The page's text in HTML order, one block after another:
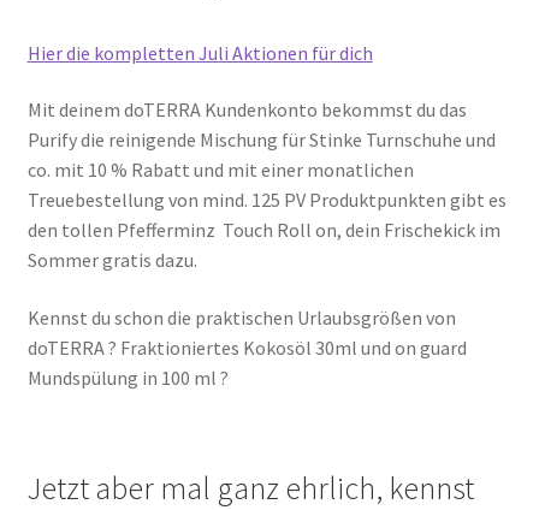
Impressum
Kasse
Komm in mein Team
Kontakt
Hier die kompletten Juli Aktionen für dich
Mit deinem doTERRA Kundenkonto bekommst du das
Purify die reinigende Mischung für Stinke Turnschuhe und
co. mit 10 % Rabatt und mit einer monatlichen
Treuebestellung von mind. 125 PV Produktpunkten gibt es
den tollen Pfefferminz Touch Roll on, dein Frischekick im
Sommer gratis dazu.
Kennst du schon die praktischen Urlaubsgrößen von
doTERRA ? Fraktioniertes Kokosöl 30ml und on guard
Mundspülung in 100 ml ?
Jetzt aber mal ganz ehrlich, kennst